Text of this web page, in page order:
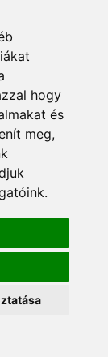
hogy
és
meg,
8362